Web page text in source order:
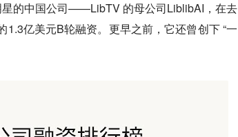
的中国公司——LibTV 的母公司LiblibAI，在去
亿美元B轮融资。更早之前，它还曾创下 “一